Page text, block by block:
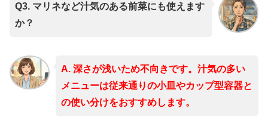
Q3. マリネなど汁気のある前菜にも使えます
か？
A. 深さが浅いため不向きです。汁気の多い
メニューは従来通りの小皿やカップ型容器と
の使い分けをおすすめします。